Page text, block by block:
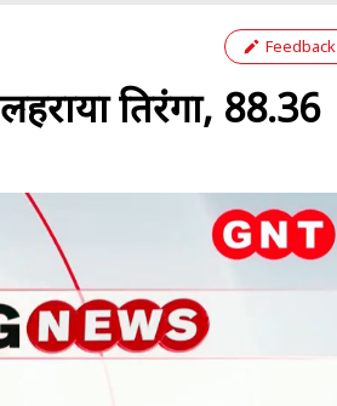
Feedback
तिरंगा, 88.36